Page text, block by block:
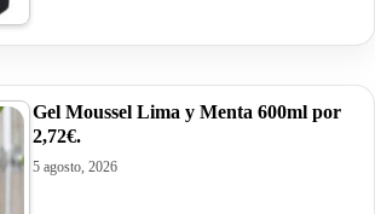
Gel Moussel Lima y Menta 600ml por
2,72€.
5 agosto, 2026